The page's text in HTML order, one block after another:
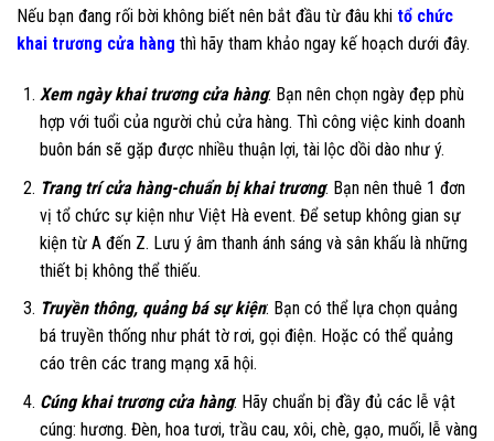
Nếu bạn đang rối bời không biết nên bắt đầu từ đâu khi tổ chức
khai trương cửa hàng thì hãy tham khảo ngay kế hoạch dưới đây.
Xem ngày khai trương cửa hàng: Bạn nên chọn ngày đẹp phù
hợp với tuổi của người chủ cửa hàng. Thì công việc kinh doanh
buôn bán sẽ gặp được nhiều thuận lợi, tài lộc dồi dào như ý.
Trang trí cửa hàng-chuẩn bị khai trương: Bạn nên thuê 1 đơn
vị tổ chức sự kiện như Việt Hà event. Để setup không gian sự
kiện từ A đến Z. Lưu ý âm thanh ánh sáng và sân khấu là những
thiết bị không thể thiếu.
Truyền thông, quảng bá sự kiện: Bạn có thể lựa chọn quảng
bá truyền thống như phát tờ rơi, gọi điện. Hoặc có thể quảng
cáo trên các trang mạng xã hội.
Cúng khai trương cửa hàng: Hãy chuẩn bị đầy đủ các lễ vật
cúng: hương. Đèn, hoa tươi, trầu cau, xôi, chè, gạo, muối, lễ vàng